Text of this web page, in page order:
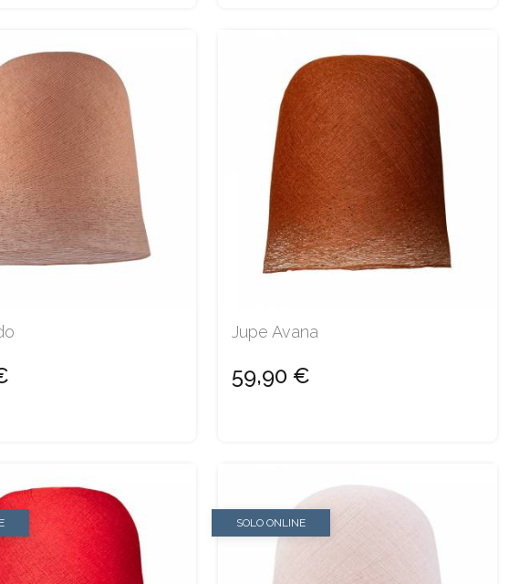
Jupe Avana
59,90 €
SOLO ONLINE